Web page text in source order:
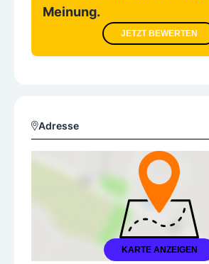
Meinung.
JETZT BEWERTEN
Adresse
KARTE ANZEIGEN